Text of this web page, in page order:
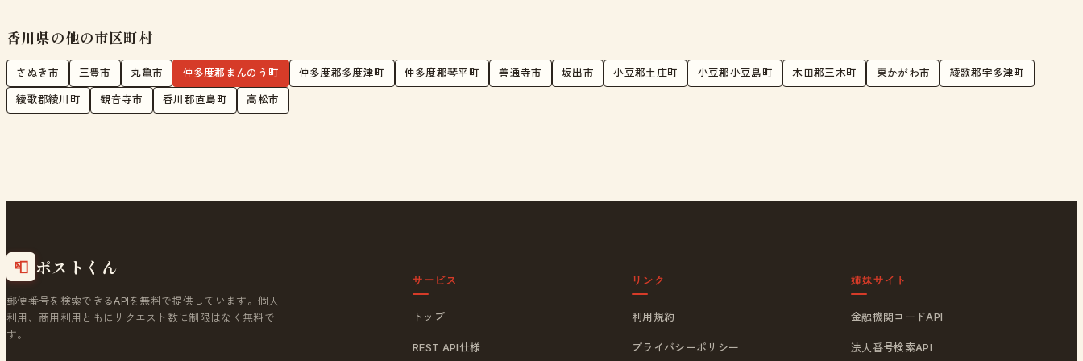
香川県の他の市区町村
さぬき市 三豊市 丸亀市 仲多度郡まんのう町 仲多度郡多度津町 仲多度郡琴平町 善通寺市 坂出市 小豆郡土庄町 小豆郡小豆島町 木田郡三木町 東かがわ市 綾歌郡宇多津町
綾歌郡綾川町 観音寺市 香川郡直島町 高松市
📮 ポストくん
郵便番号を検索できるAPIを無料で提供しています。個人
利用、商用利用ともにリクエスト数に制限はなく無料で
す。
サービス
トップ
REST API仕様
リンク
利用規約
プライバシーポリシー
姉妹サイト
金融機関コードAPI
法人番号検索API